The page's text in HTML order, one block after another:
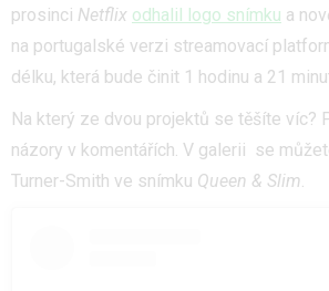
prosinci Netflix odhalil logo snímku a
na portugalské verzi streamovací
délku, která bude činit 1 hodinu a 21
Na který ze dvou projektů se těšíte víc?
názory v komentářích. V galerii se
Turner-Smith ve snímku Queen & Slim.